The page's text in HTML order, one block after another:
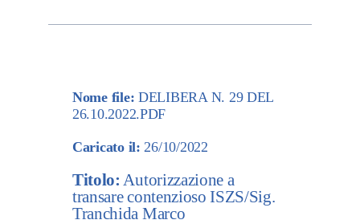
Nome file: DELIBERA N. 29 DEL
26.10.2022.PDF
Caricato il: 26/10/2022
Titolo: Autorizzazione a
transare contenzioso ISZS/Sig.
Tranchida Marco